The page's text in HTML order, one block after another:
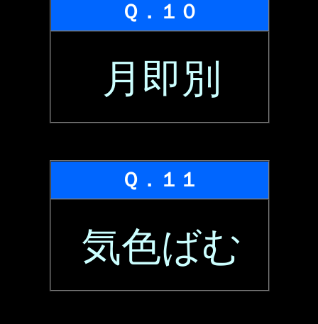
Ｑ．１０
月即別
Ｑ．１１
気色ばむ